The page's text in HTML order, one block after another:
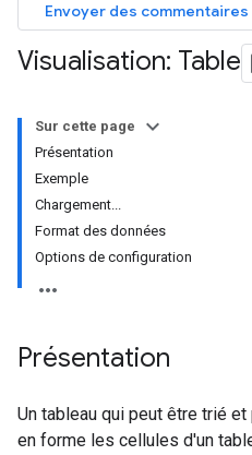
Envoyer des commentaires
Visualisation: Table
Sur cette page
Présentation
Exemple
Chargement...
Format des données
Options de configuration
Présentation
Un tableau qui peut être trié
en forme les cellules d'un